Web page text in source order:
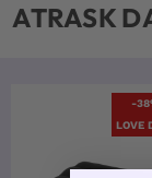
ATRASK
-
LOVE